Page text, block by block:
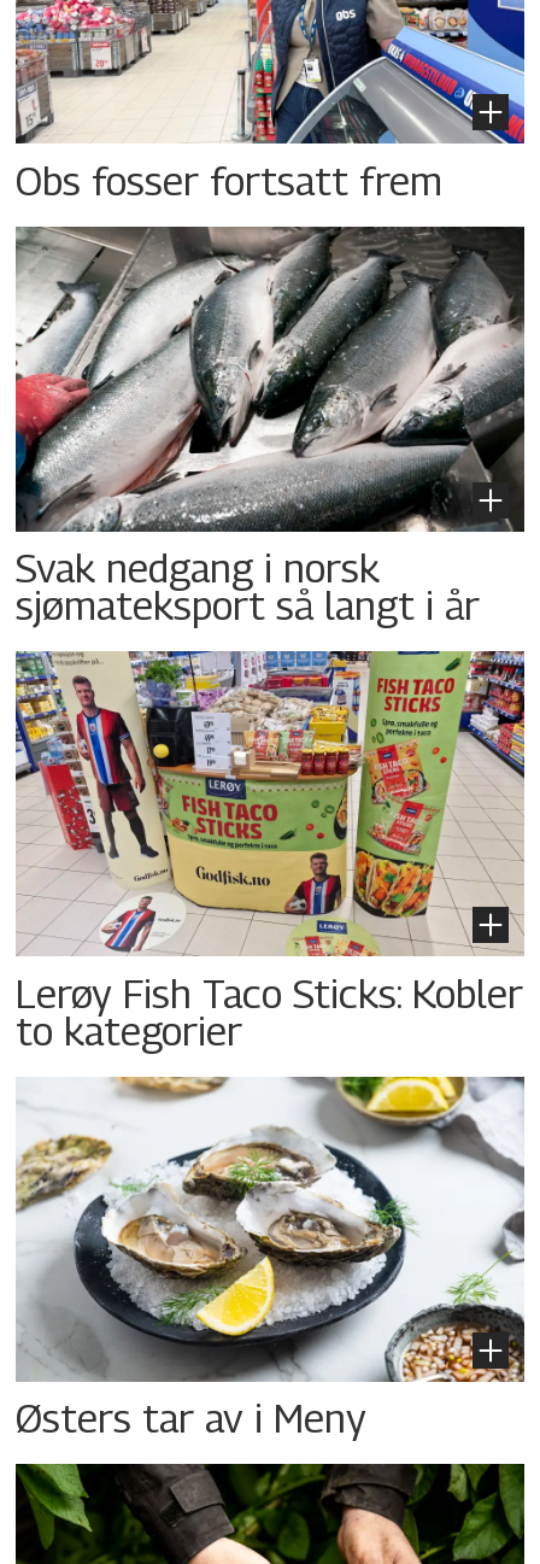
Obs fosser fortsatt frem
Svak nedgang i norsk
sjømateksport så langt i år
Lerøy Fish Taco Sticks: Kobler
to kategorier
Østers tar av i Meny